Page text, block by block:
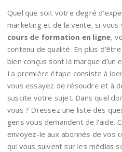
Quel que soit votre degré
marketing et de la vente, si
cours de formation en ligne,
contenu de qualité. En plus
bien conçus sont la marque d’un
La première étape consiste à
vous essayez de résoudre et à
suscite votre sujet. Dans quel
vous ? Dressez une liste des
gens vous demandent de l’aide.
envoyez-le aux abonnés de vos
qui vous suivent sur les médias